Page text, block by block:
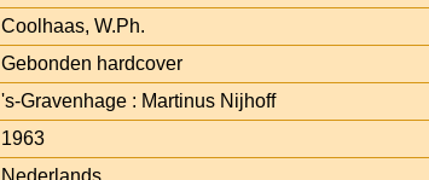
Coolhaas, W.Ph.
Gebonden hardcover
's-Gravenhage : Martinus Nijhoff
1963
Nederlands